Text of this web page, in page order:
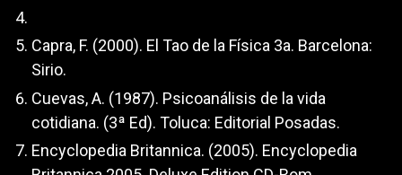
Capra, F. (2000). El Tao de la Física 3a. Barcelona:
Sirio.
Cuevas, A. (1987). Psicoanálisis de la vida
cotidiana. (3ª Ed). Toluca: Editorial Posadas.
Encyclopedia Britannica. (2005). Encyclopedia